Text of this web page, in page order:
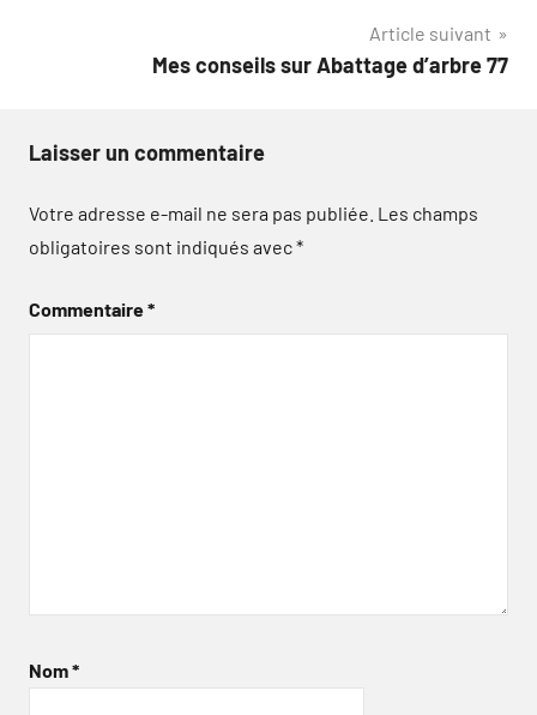
Article suivant
Mes conseils sur Abattage d’arbre 77
Laisser un commentaire
Votre adresse e-mail ne sera pas publiée. Les champs
obligatoires sont indiqués avec*
Commentaire*
Nom*